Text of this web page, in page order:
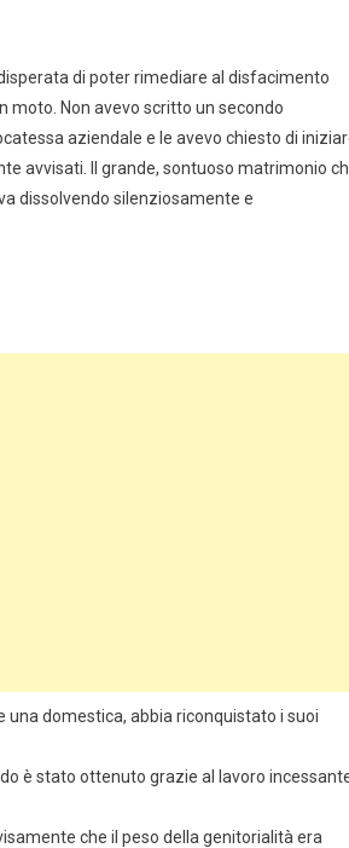
di poter rimediare al disfacimento
moto. Non avevo scritto un secondo
aziendale e le avevo chiesto di
avvisati. Il grande, sontuoso matrimonio
dissolvendo silenziosamente e
domestica, abbia riconquistato i suoi
è stato ottenuto grazie al lavoro
che il peso della genitorialità era